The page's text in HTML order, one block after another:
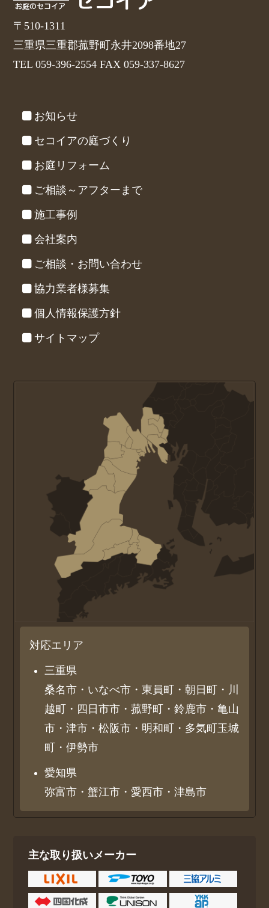
〒510-1311
三重県三重郡菰野町永井2098番地27
TEL 059-396-2554 FAX 059-337-8627
お知らせ
セコイアの庭づくり
お庭リフォーム
ご相談～アフターまで
施工事例
会社案内
ご相談・お問い合わせ
協力業者様募集
個人情報保護方針
サイトマップ
対応エリア
三重県
桑名市・いなべ市・東員町・朝日町・川
越町・四日市市・菰野町・鈴鹿市・亀山
市・津市・松阪市・明和町・多気町玉城
町・伊勢市
愛知県
弥富市・蟹江市・愛西市・津島市
主な取り扱いメーカー